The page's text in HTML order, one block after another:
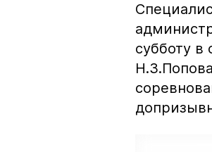
субботу в